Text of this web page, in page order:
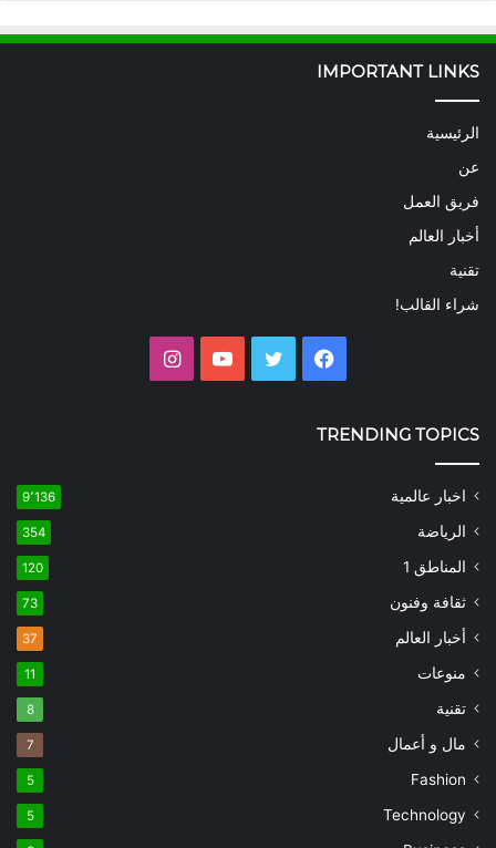
IMPORTANT LINKS
الرئيسية
عن
فريق العمل
أخبار العالم
تقنية
شراء القالب!
فيسبوك تويتر يوتيوب
TRENDING TOPICS
اخبار عالمية 9٬136
الرياضة 354
المناطق 1 120
ثقافة وفنون 73
أخبار العالم 37
منوعات 11
تقنية 8
مال و أعمال 7
Fashion
5
Technology
5